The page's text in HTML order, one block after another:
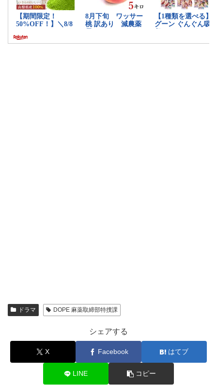
ドラマ DOPE 麻薬取締部特捜課
シェアする
X Facebook はてブ
LINE コピー